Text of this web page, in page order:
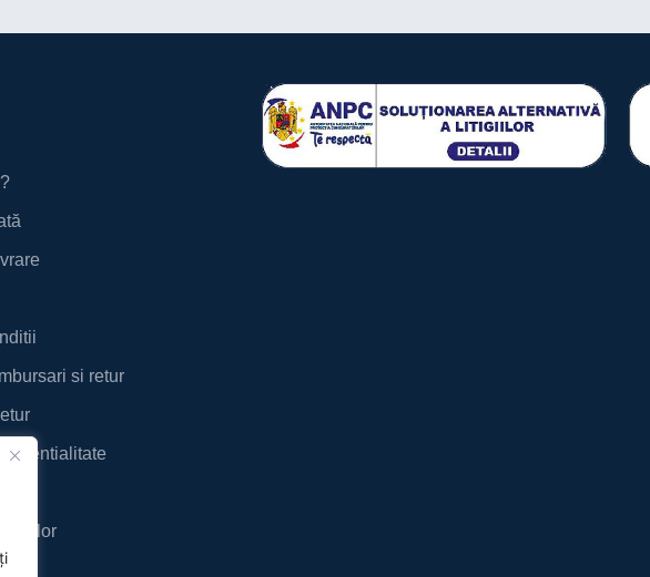
si retur